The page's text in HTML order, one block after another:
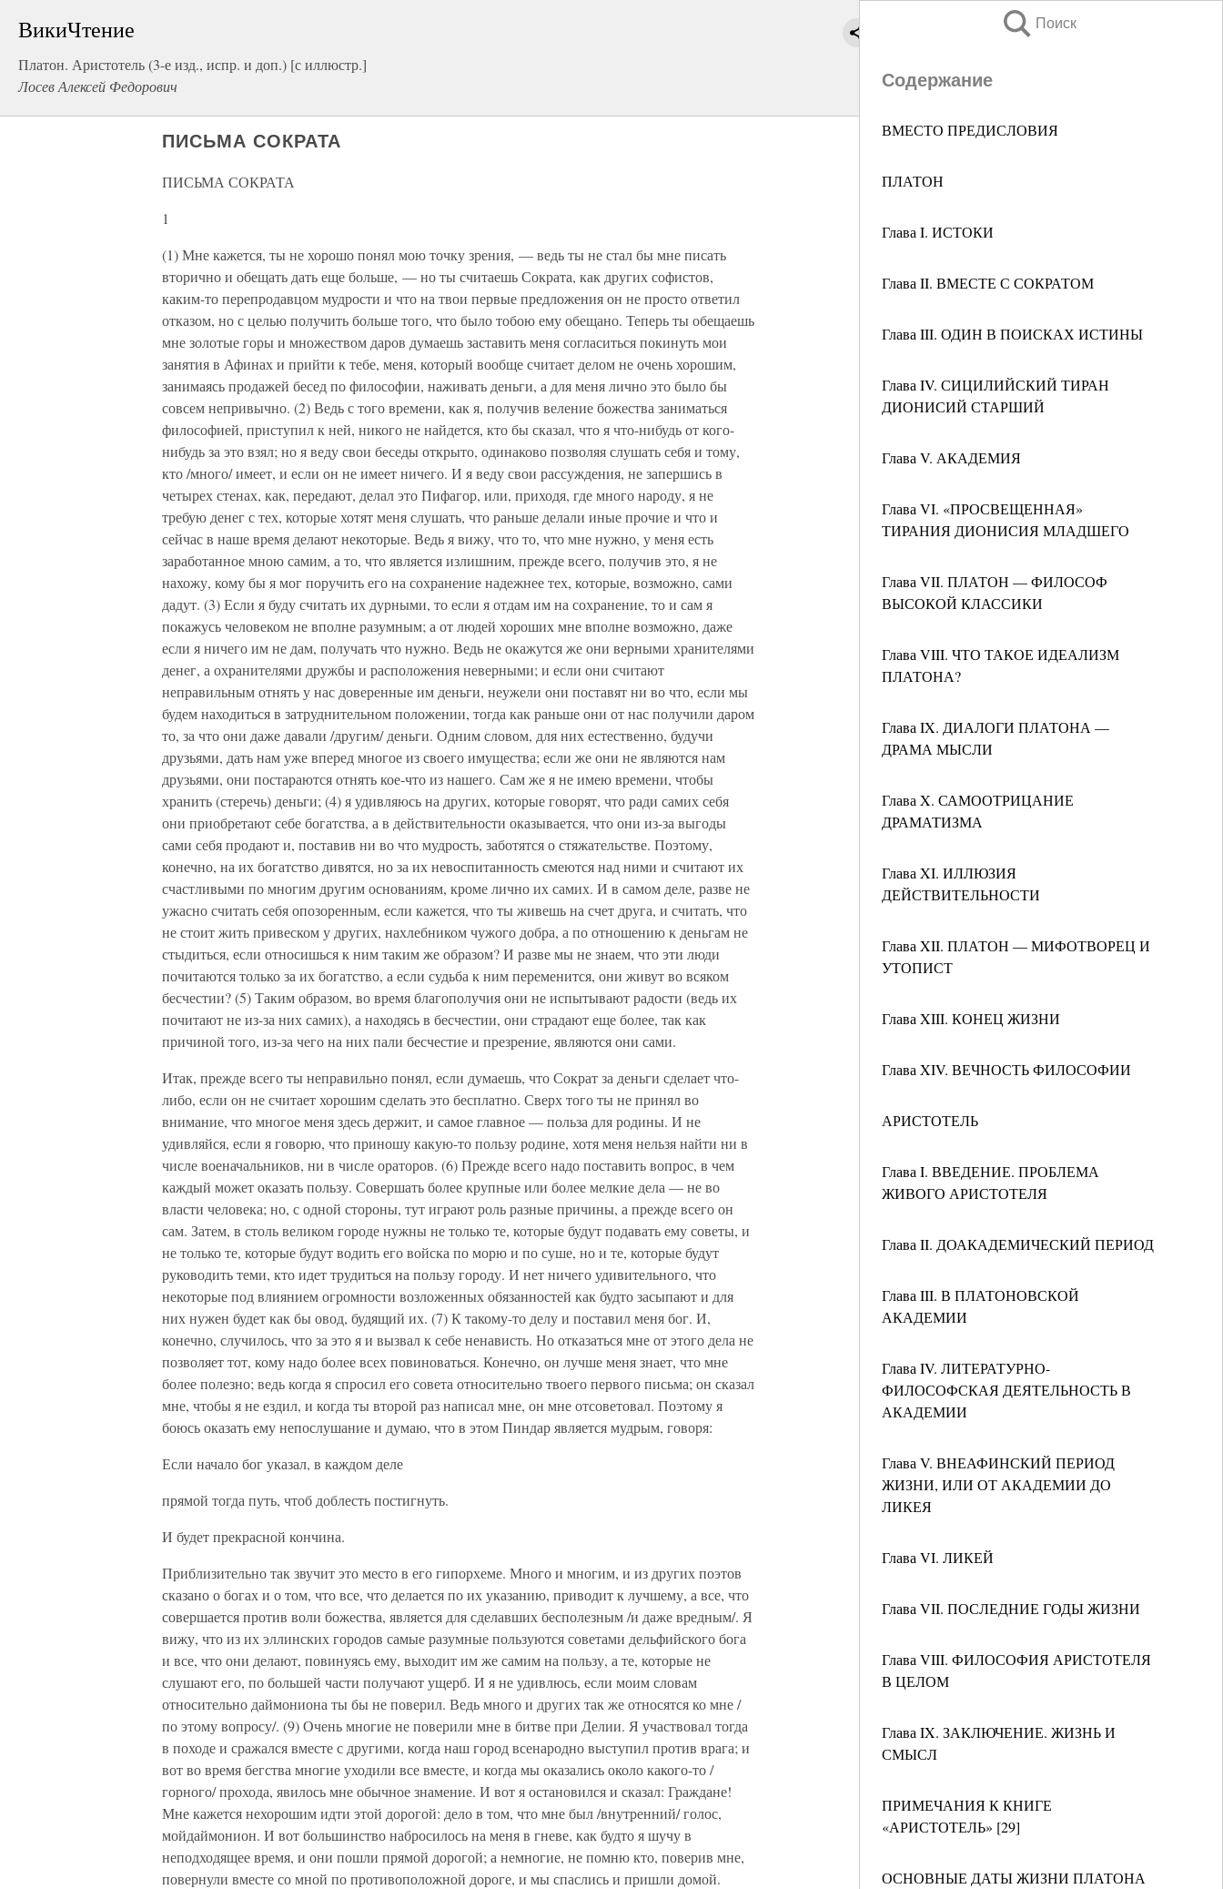
ВикиЧтение
Платон. Аристотель (3-е изд., испр. и доп.) [с иллюстр.]
Лосев Алексей Федорович
Поиск
Содержание
ВМЕСТО ПРЕДИСЛОВИЯ
ПЛАТОН
Глава I. ИСТОКИ
Глава II. ВМЕСТЕ С СОКРАТОМ
Глава III. ОДИН В ПОИСКАХ ИСТИНЫ
Глава IV. СИЦИЛИЙСКИЙ ТИРАН
ДИОНИСИЙ СТАРШИЙ
Глава V. АКАДЕМИЯ
Глава VI. «ПРОСВЕЩЕННАЯ»
ТИРАНИЯ ДИОНИСИЯ МЛАДШЕГО
Глава VII. ПЛАТОН — ФИЛОСОФ
ВЫСОКОЙ КЛАССИКИ
Глава VIII. ЧТО ТАКОЕ ИДЕАЛИЗМ
ПЛАТОНА?
Глава IX. ДИАЛОГИ ПЛАТОНА —
ДРАМА МЫСЛИ
Глава X. САМООТРИЦАНИЕ
ДРАМАТИЗМА
Глава XI. ИЛЛЮЗИЯ
ДЕЙСТВИТЕЛЬНОСТИ
Глава XII. ПЛАТОН — МИФОТВОРЕЦ И
УТОПИСТ
Глава XIII. КОНЕЦ ЖИЗНИ
Глава XIV. ВЕЧНОСТЬ ФИЛОСОФИИ
АРИСТОТЕЛЬ
Глава I. ВВЕДЕНИЕ. ПРОБЛЕМА
ЖИВОГО АРИСТОТЕЛЯ
Глава II. ДОАКАДЕМИЧЕСКИЙ ПЕРИОД
Глава III. В ПЛАТОНОВСКОЙ
АКАДЕМИИ
Глава IV. ЛИТЕРАТУРНО-
ФИЛОСОФСКАЯ ДЕЯТЕЛЬНОСТЬ В
АКАДЕМИИ
Глава V. ВНЕАФИНСКИЙ ПЕРИОД
ЖИЗНИ, ИЛИ ОТ АКАДЕМИИ ДО
ЛИКЕЯ
Глава VI. ЛИКЕЙ
Глава VII. ПОСЛЕДНИЕ ГОДЫ ЖИЗНИ
Глава VIII. ФИЛОСОФИЯ АРИСТОТЕЛЯ
В ЦЕЛОМ
Глава IX. ЗАКЛЮЧЕНИЕ. ЖИЗНЬ И
СМЫСЛ
ПРИМЕЧАНИЯ К КНИГЕ
«АРИСТОТЕЛЬ» [29]
ОСНОВНЫЕ ДАТЫ ЖИЗНИ ПЛАТОНА
ПИСЬМА СОКРАТА
ПИСЬМА СОКРАТА
1
(1) Мне кажется, ты не хорошо понял мою точку зрения, — ведь ты не стал бы мне писать
вторично и обещать дать еще больше, — но ты считаешь Сократа, как других софистов,
каким-то перепродавцом мудрости и что на твои первые предложения он не просто ответил
отказом, но с целью получить больше того, что было тобою ему обещано. Теперь ты обещаешь
мне золотые горы и множеством даров думаешь заставить меня согласиться покинуть мои
занятия в Афинах и прийти к тебе, меня, который вообще считает делом не очень хорошим,
занимаясь продажей бесед по философии, наживать деньги, а для меня лично это было бы
совсем непривычно. (2) Ведь с того времени, как я, получив веление божества заниматься
философией, приступил к ней, никого не найдется, кто бы сказал, что я что-нибудь от кого-
нибудь за это взял; но я веду свои беседы открыто, одинаково позволяя слушать себя и тому,
кто /много/ имеет, и если он не имеет ничего. И я веду свои рассуждения, не запершись в
четырех стенах, как, передают, делал это Пифагор, или, приходя, где много народу, я не
требую денег с тех, которые хотят меня слушать, что раньше делали иные прочие и что и
сейчас в наше время делают некоторые. Ведь я вижу, что то, что мне нужно, у меня есть
заработанное мною самим, а то, что является излишним, прежде всего, получив это, я не
нахожу, кому бы я мог поручить его на сохранение надежнее тех, которые, возможно, сами
дадут. (3) Если я буду считать их дурными, то если я отдам им на сохранение, то и сам я
покажусь человеком не вполне разумным; а от людей хороших мне вполне возможно, даже
если я ничего им не дам, получать что нужно. Ведь не окажутся же они верными хранителями
денег, а охранителями дружбы и расположения неверными; и если они считают
неправильным отнять у нас доверенные им деньги, неужели они поставят ни во что, если мы
будем находиться в затруднительном положении, тогда как раньше они от нас получили даром
то, за что они даже давали /другим/ деньги. Одним словом, для них естественно, будучи
друзьями, дать нам уже вперед многое из своего имущества; если же они не являются нам
друзьями, они постараются отнять кое-что из нашего. Сам же я не имею времени, чтобы
хранить (стеречь) деньги; (4) я удивляюсь на других, которые говорят, что ради самих себя
они приобретают себе богатства, а в действительности оказывается, что они из-за выгоды
сами себя продают и, поставив ни во что мудрость, заботятся о стяжательстве. Поэтому,
конечно, на их богатство дивятся, но за их невоспитанность смеются над ними и считают их
счастливыми по многим другим основаниям, кроме лично их самих. И в самом деле, разве не
ужасно считать себя опозоренным, если кажется, что ты живешь на счет друга, и считать, что
не стоит жить привеском у других, нахлебником чужого добра, а по отношению к деньгам не
стыдиться, если относишься к ним таким же образом? И разве мы не знаем, что эти люди
почитаются только за их богатство, а если судьба к ним переменится, они живут во всяком
бесчестии? (5) Таким образом, во время благополучия они не испытывают радости (ведь их
почитают не из-за них самих), а находясь в бесчестии, они страдают еще более, так как
причиной того, из-за чего на них пали бесчестие и презрение, являются они сами.
Итак, прежде всего ты неправильно понял, если думаешь, что Сократ за деньги сделает что-
либо, если он не считает хорошим сделать это бесплатно. Сверх того ты не принял во
внимание, что многое меня здесь держит, и самое главное — польза для родины. И не
удивляйся, если я говорю, что приношу какую-то пользу родине, хотя меня нельзя найти ни в
числе военачальников, ни в числе ораторов. (6) Прежде всего надо поставить вопрос, в чем
каждый может оказать пользу. Совершать более крупные или более мелкие дела — не во
власти человека; но, с одной стороны, тут играют роль разные причины, а прежде всего он
сам. Затем, в столь великом городе нужны не только те, которые будут подавать ему советы, и
не только те, которые будут водить его войска по морю и по суше, но и те, которые будут
руководить теми, кто идет трудиться на пользу городу. И нет ничего удивительного, что
некоторые под влиянием огромности возложенных обязанностей как будто засыпают и для
них нужен будет как бы овод, будящий их. (7) К такому-то делу и поставил меня бог. И,
конечно, случилось, что за это я и вызвал к себе ненависть. Но отказаться мне от этого дела не
позволяет тот, кому надо более всех повиноваться. Конечно, он лучше меня знает, что мне
более полезно; ведь когда я спросил его совета относительно твоего первого письма; он сказал
мне, чтобы я не ездил, и когда ты второй раз написал мне, он мне отсоветовал. Поэтому я
боюсь оказать ему непослушание и думаю, что в этом Пиндар является мудрым, говоря:
Если начало бог указал, в каждом деле
прямой тогда путь, чтоб доблесть постигнуть.
И будет прекрасной кончина.
Приблизительно так звучит это место в его гипорхеме. Много и многим, и из других поэтов
сказано о богах и о том, что все, что делается по их указанию, приводит к лучшему, а все, что
совершается против воли божества, является для сделавших бесполезным /и даже вредным/. Я
вижу, что из их эллинских городов самые разумные пользуются советами дельфийского бога
и все, что они делают, повинуясь ему, выходит им же самим на пользу, а те, которые не
слушают его, по большей части получают ущерб. И я не удивлюсь, если моим словам
относительно даймониона ты бы не поверил. Ведь много и других так же относятся ко мне /
по этому вопросу/. (9) Очень многие не поверили мне в битве при Делии. Я участвовал тогда
в походе и сражался вместе с другими, когда наш город всенародно выступил против врага; и
вот во время бегства многие уходили все вместе, и когда мы оказались около какого-то /
горного/ прохода, явилось мне обычное знамение. И вот я остановился и сказал: Граждане!
Мне кажется нехорошим идти этой дорогой: дело в том, что мне был /внутренний/ голос,
мойдаймонион. И вот большинство набросилось на меня в гневе, как будто я шучу в
неподходящее время, и они пошли прямой дорогой; а немногие, не помню кто, поверив мне,
повернули вместе со мной по противоположной дороге, и мы спаслись и пришли домой.